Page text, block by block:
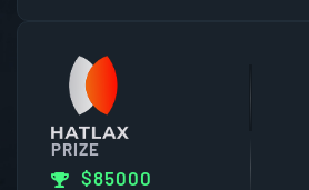
PRIZE
$85000